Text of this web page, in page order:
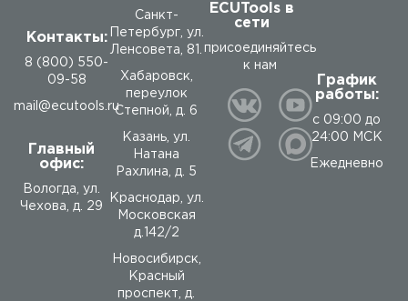
Контакты:
8 (800) 550-
09-58
mail@ecutools.ru
Главный
офис:
Вологда, ул.
Чехова, д. 29
Санкт-
Петербург, ул.
Ленсовета, 81.
Хабаровск,
переулок
Степной, д. 6
Казань, ул.
Натана
Рахлина, д. 5
Краснодар, ул.
Московская
д.142/2
Новосибирск,
Красный
проспект, д.
ECUTools в
сети
присоединяйтесь
к нам
График
работы:
с 09:00 до
24:00 МСК
Ежедневно